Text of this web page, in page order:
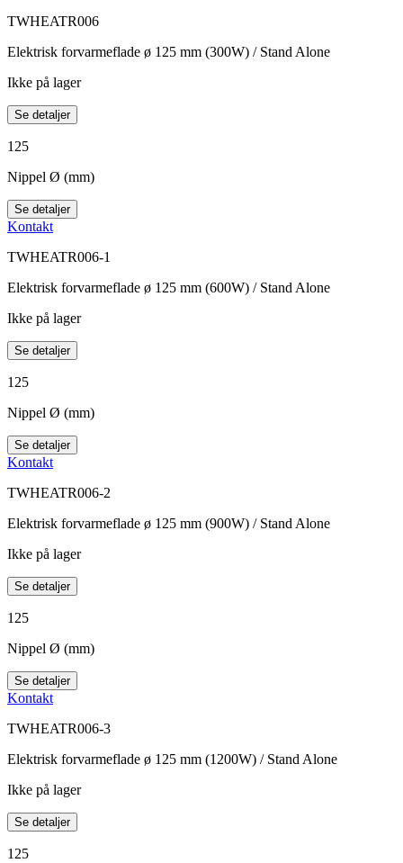
TWHEATR006
Elektrisk forvarmeflade ø 125 mm (300W) / Stand Alone
Ikke på lager
Se detaljer
125
Nippel Ø (mm)
Se detaljer
Kontakt
TWHEATR006-1
Elektrisk forvarmeflade ø 125 mm (600W) / Stand Alone
Ikke på lager
Se detaljer
125
Nippel Ø (mm)
Se detaljer
Kontakt
TWHEATR006-2
Elektrisk forvarmeflade ø 125 mm (900W) / Stand Alone
Ikke på lager
Se detaljer
125
Nippel Ø (mm)
Se detaljer
Kontakt
TWHEATR006-3
Elektrisk forvarmeflade ø 125 mm (1200W) / Stand Alone
Ikke på lager
Se detaljer
125